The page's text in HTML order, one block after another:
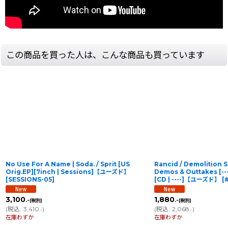
この商品を買った人は、こんな商品も買っています
No Use For A Name | Soda. / Sprit [US
Orig.EP][7inch | Sessions]【ユーズド】
[SESSIONS-05]
3,100.-(税別)
(税込: 3,410 .-)
在庫わずか
Rancid / Demolition
Demos & Outtakes
[CD | ----]【ユーズド】
[
1,880.-(税別)
(税込: 2,068 .-)
在庫わずか